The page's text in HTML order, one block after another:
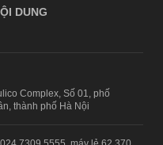
DUNG
Complex, Số 01, phố
thành phố Hà Nội